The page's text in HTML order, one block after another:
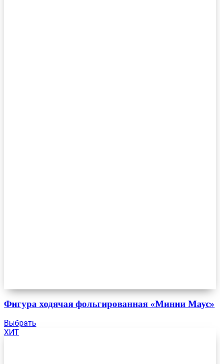
Фигура ходячая фольгированная «Минни Маус»
Выбрать
ХИТ